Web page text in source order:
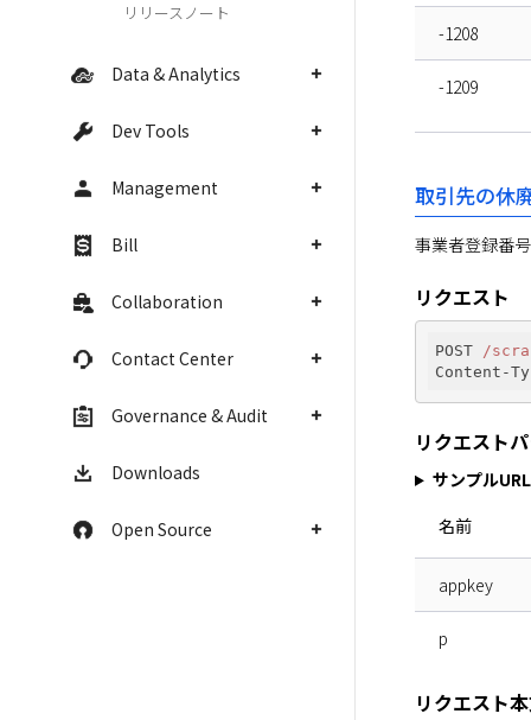
リリースノート
Data & Analytics
Dev Tools
Management
Bill
Collaboration
Contact Center
Governance & Audit
Downloads
Open Source
-1208
-1209
取引先の休
事業者登録番
リクエスト
POST /
リクエスト
サンプルURL
名前
appkey
p
リクエスト